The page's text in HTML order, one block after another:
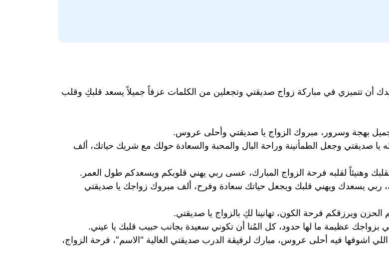
أن تتميزي في مباركة زواج صديقتي وتجعلين من الكلمات عزفاً جميلاً يسعد قلبكِ وقلب
بهجة وسرور، مبروك الزواج يا صديقتي وأحلى عروس.
صديقتي وجعل الطمأنينة وراحة البال والمحبة والسعادة حولك مع شريك حياتك، ألف
وهنيئاً لقلبه فرحة الزواج المبارك، عسى ربي يهني قلوبكم ويسعدكم طول العمر.
ربي يسعدك ويهني قلبك ويجعل حياتك سعادة‬⁩ وفرح، ألف مبروك زواجك يا صديقتي
ويرزقكم فرحة الكون، تهانينا لكِ بالزواج يا صديقتي.
عظيمة ما لها حدود، كل المُنا أن تكوني سعيدة بجانب حبيب قلبك يا عيني.
الحمد لله ⁦‪ربي‬⁩ بلغني وجاء اليوم اللي اشوفها فيه أحلى عروس، مبارك لرفيقة الدرب صديقتي الغالية “الاسم”، فرحة الزواج،